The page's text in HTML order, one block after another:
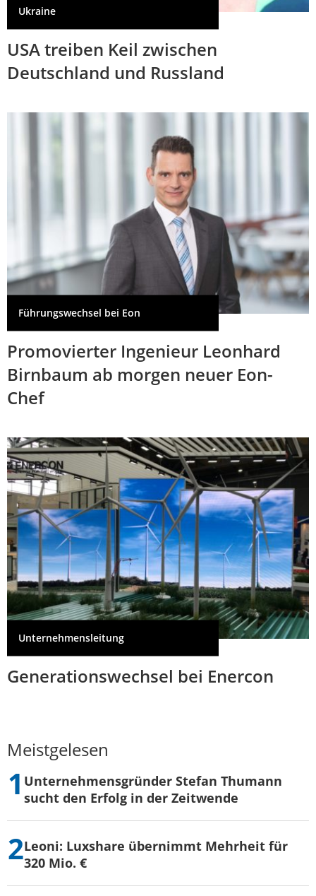
Ukraine
USA treiben Keil zwischen
Deutschland und Russland
Führungswechsel bei Eon
Promovierter Ingenieur Leonhard
Birnbaum ab morgen neuer Eon-
Chef
Unternehmensleitung
Generationswechsel bei Enercon
Meistgelesen
Unternehmensgründer Stefan Thumann
sucht den Erfolg in der Zeitwende
Leoni: Luxshare übernimmt Mehrheit für
320 Mio. €